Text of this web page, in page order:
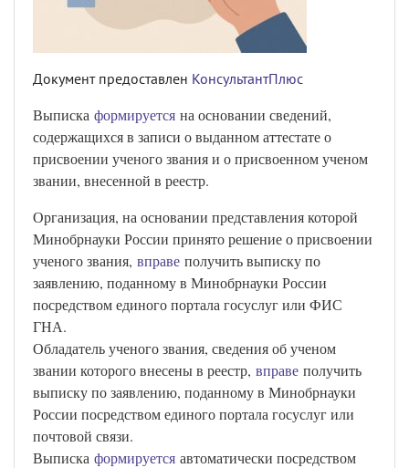
Документ предоставлен КонсультантПлюс
Выписка формируется на основании сведений,
содержащихся в записи о выданном аттестате о
присвоении ученого звания и о присвоенном ученом
звании, внесенной в реестр.
Организация, на основании представления которой
Минобрнауки России принято решение о присвоении
ученого звания, вправе получить выписку по
заявлению, поданному в Минобрнауки России
посредством единого портала госуслуг или ФИС
ГНА.
Обладатель ученого звания, сведения об ученом
звании которого внесены в реестр, вправе получить
выписку по заявлению, поданному в Минобрнауки
России посредством единого портала госуслуг или
почтовой связи.
Выписка формируется автоматически посредством